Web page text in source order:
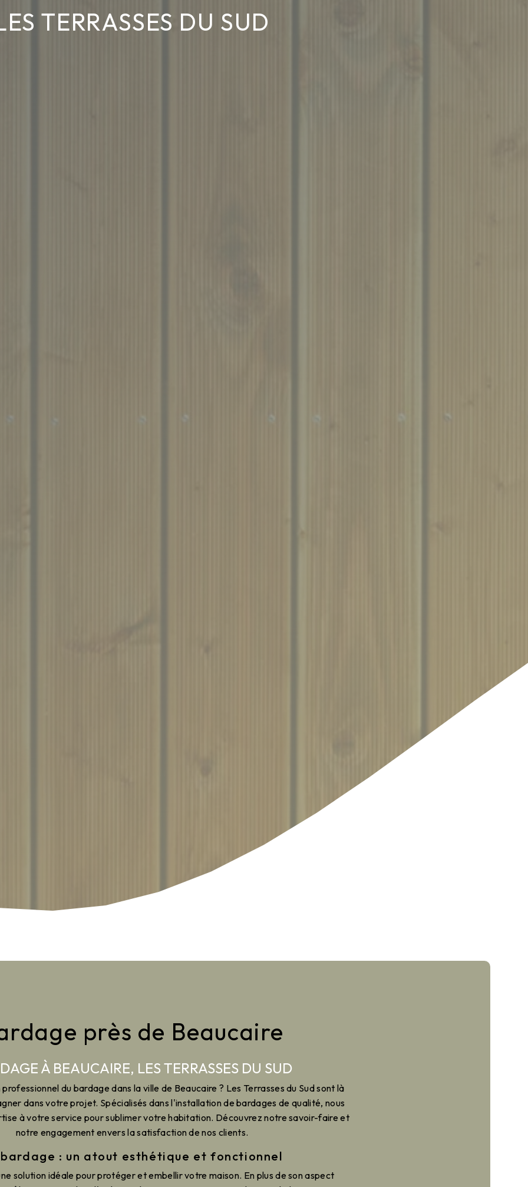
TERRASSES DU SUD
près de Beaucaire
À BEAUCAIRE, LES TERRASSES DU SUD
du bardage dans la ville de Beaucaire ? Les Terrasses du Sud sont là
dans votre projet. Spécialisés dans l'installation de bardages de qualité, nous
à votre service pour sublimer votre habitation. Découvrez notre savoir-faire et
notre engagement envers la satisfaction de nos clients.
: un atout esthétique et fonctionnel
solution idéale pour protéger et embellir votre maison. En plus de son aspect